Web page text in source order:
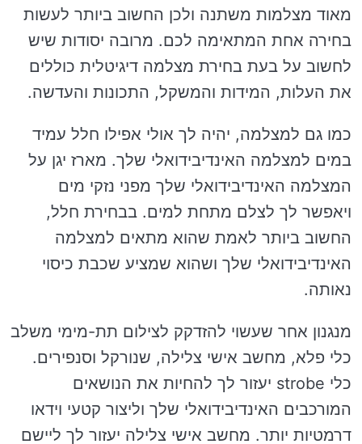
מאוד מצלמות משתנה ולכן החשוב ביותר לעשות
בחירה אחת המתאימה לכם. מרובה יסודות שיש
לחשוב על בעת ​​בחירת מצלמה דיגיטלית כוללים
את העלות, המידות והמשקל, התכונות והעדשה.
כמו גם למצלמה, יהיה לך אולי אפילו חלל עמיד
במים למצלמה האינדיבידואלי שלך. מארז יגן על
המצלמה האינדיבידואלי שלך מפני נזקי מים
ויאפשר לך לצלם מתחת למים. בבחירת חלל,
החשוב ביותר לאמת שהוא מתאים למצלמה
האינדיבידואלי שלך ושהוא שמציע שכבת כיסוי
נאותה.
מנגנון אחר שעשוי להזדקק לצילום תת-מימי משלב
כלי פלא, מחשב אישי צלילה, שנורקל וסנפירים.
כלי strobe יעזור לך להחיות את הנושאים
המורכבים האינדיבידואלי שלך וליצור קטעי וידאו
דרמטיות יותר. מחשב אישי צלילה יעזור לך ליישם